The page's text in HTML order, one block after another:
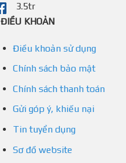
3.5tr
ĐIỀU KHOẢN
Điều khoản sử dụng
Chính sách bảo mật
Chính sách thanh toán
Gửi góp ý, khiếu nại
Tin tuyển dụng
Sơ đồ website